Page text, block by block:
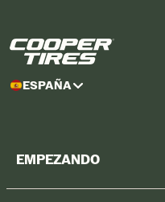
ESPAÑA
EMPEZANDO